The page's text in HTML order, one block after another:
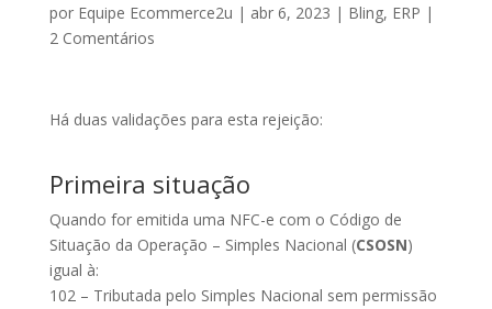
por Equipe Ecommerce2u | abr 6, 2023 | Bling, ERP |
2 Comentários
Há duas validações para esta rejeição:
Primeira situação
Quando for emitida uma NFC-e com o Código de
Situação da Operação – Simples Nacional (CSOSN)
igual à:
102 – Tributada pelo Simples Nacional sem permissão